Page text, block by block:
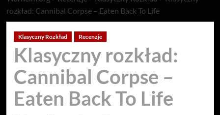
rozkład: Cannibal Corpse – Eaten Back To Life
Klasyczny Rozkład Recenzje
Klasyczny rozkład:
Cannibal Corpse –
Eaten Back To Life